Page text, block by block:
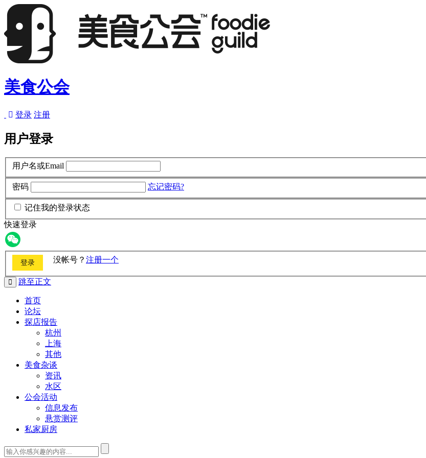
美食公会
登录 注册
用户登录
用户名或Email
密码 忘记密码?
记住我的登录状态
快速登录
没帐号？ 注册一个
跳至正文
首页
论坛
探店报告
杭州
上海
其他
美食杂谈
资讯
水区
公会活动
信息发布
悬赏测评
私家厨房